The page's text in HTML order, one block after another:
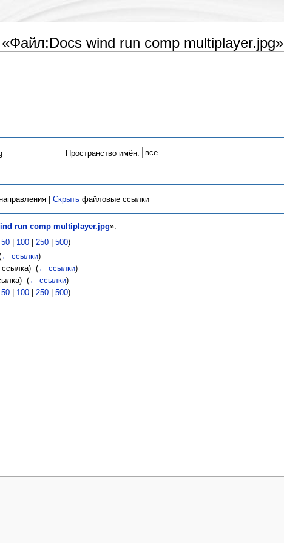
wind run comp multiplayer.jpg»
Пространство имён:
|Скрыть файловые ссылки
run comp multiplayer.jpg»:
50| 100| 250| 500)
← ссылки)
(← ссылки)
(← ссылки)
50| 100| 250| 500)